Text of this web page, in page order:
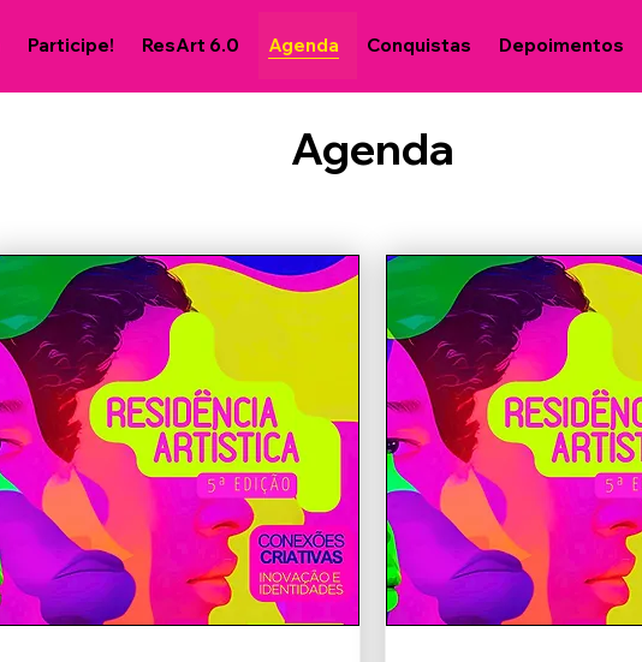
Participe! ResArt 6.0 Agenda Conquistas Depoimentos
Agenda